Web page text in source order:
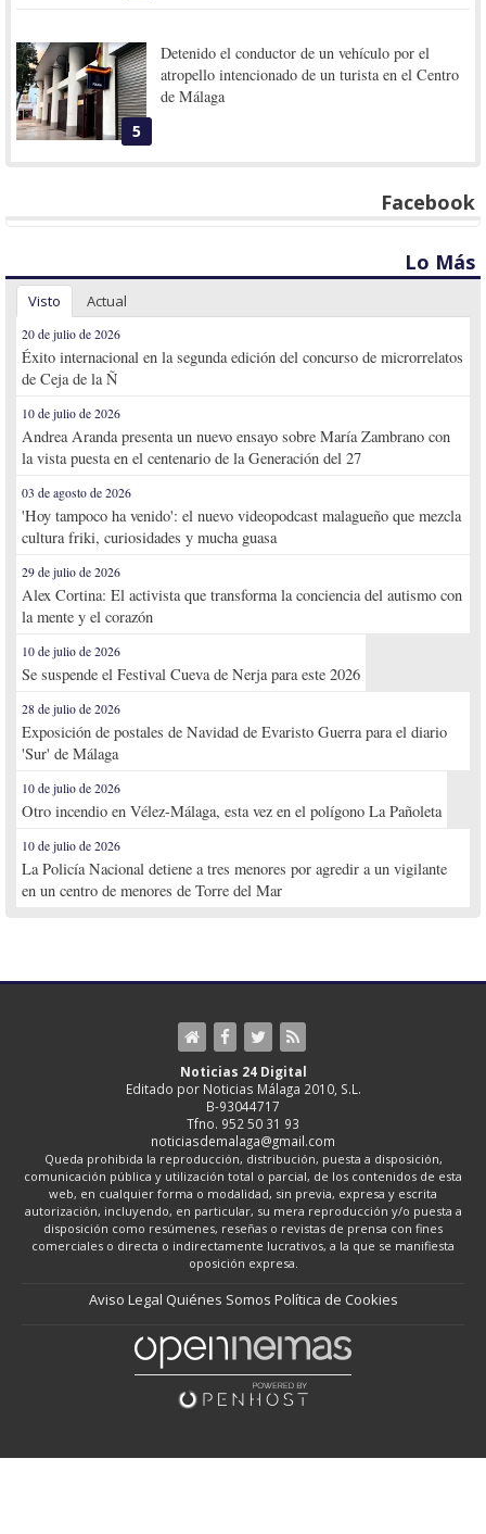
5
Detenido el conductor de un vehículo por el
atropello intencionado de un turista en el Centro
de Málaga
Facebook
Lo Más
Visto Actual
20 de julio de 2026
Éxito internacional en la segunda edición del concurso de microrrelatos
de Ceja de la Ñ
10 de julio de 2026
Andrea Aranda presenta un nuevo ensayo sobre María Zambrano con
la vista puesta en el centenario de la Generación del 27
03 de agosto de 2026
'Hoy tampoco ha venido': el nuevo videopodcast malagueño que mezcla
cultura friki, curiosidades y mucha guasa
29 de julio de 2026
Alex Cortina: El activista que transforma la conciencia del autismo con
la mente y el corazón
10 de julio de 2026
Se suspende el Festival Cueva de Nerja para este 2026
28 de julio de 2026
Exposición de postales de Navidad de Evaristo Guerra para el diario
'Sur' de Málaga
10 de julio de 2026
Otro incendio en Vélez-Málaga, esta vez en el polígono La Pañoleta
10 de julio de 2026
La Policía Nacional detiene a tres menores por agredir a un vigilante
en un centro de menores de Torre del Mar
Noticias 24 Digital
Editado por Noticias Málaga 2010, S.L.
B-93044717
Tfno. 952 50 31 93
noticiasdemalaga@gmail.com
Queda prohibida la reproducción, distribución, puesta a disposición,
comunicación pública y utilización total o parcial, de los contenidos de esta
web, en cualquier forma o modalidad, sin previa, expresa y escrita
autorización, incluyendo, en particular, su mera reproducción y/o puesta a
disposición como resúmenes, reseñas o revistas de prensa con fines
comerciales o directa o indirectamente lucrativos, a la que se manifiesta
oposición expresa.
Aviso Legal Quiénes Somos Política de Cookies